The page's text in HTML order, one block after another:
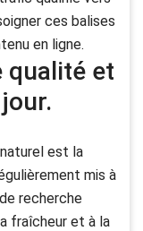
ces balises
en ligne.
qualité et
est la
mis à
recherche
fraîcheur et à la